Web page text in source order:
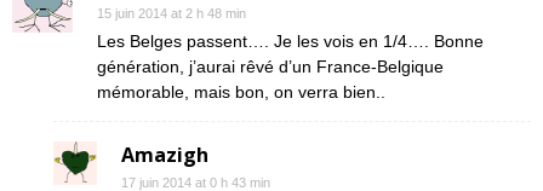
15 juin 2014 at 2 h 48 min
Les Belges passent…. Je les vois en 1/4…. Bonne
génération, j’aurai rêvé d’un France-Belgique
mémorable, mais bon, on verra bien..
Amazigh
17 juin 2014 at 0 h 43 min